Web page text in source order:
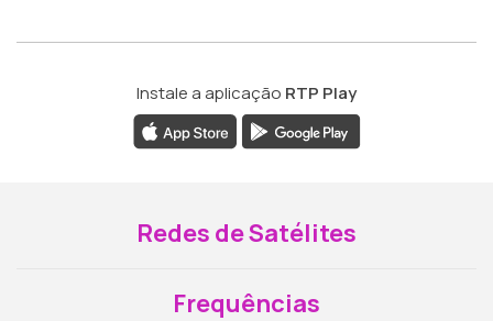
Instale a aplicação RTP Play
Redes de Satélites
Frequências